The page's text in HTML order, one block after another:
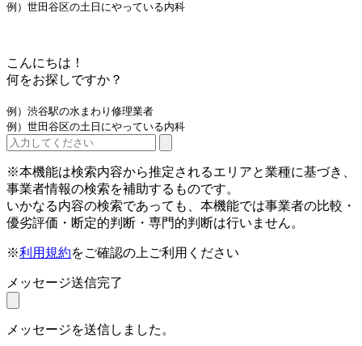
例）世田谷区の土日にやっている内科
こんにちは！
何をお探しですか？
例）渋谷駅の水まわり修理業者
例）世田谷区の土日にやっている内科
※本機能は検索内容から推定されるエリアと業種に基づき、
事業者情報の検索を補助するものです。
いかなる内容の検索であっても、本機能では事業者の比較・
優劣評価・断定的判断・専門的判断は行いません。
※利用規約をご確認の上ご利用ください
メッセージ送信完了
メッセージを送信しました。